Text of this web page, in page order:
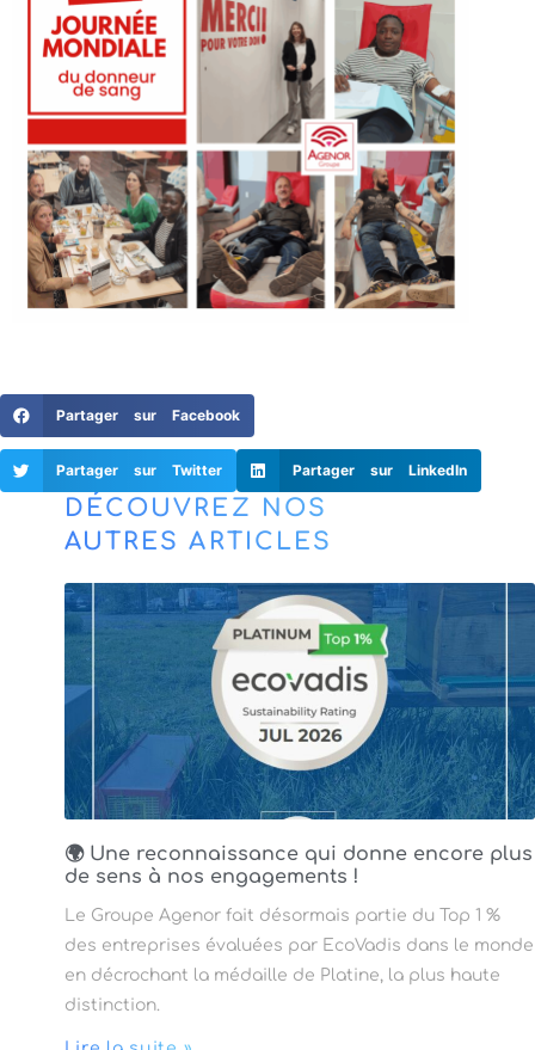
Partager sur Facebook
Partager sur Twitter Partager sur LinkedIn
DÉCOUVREZ NOS
AUTRES ARTICLES
🌍 Une reconnaissance qui donne encore plus
de sens à nos engagements !
Le Groupe Agenor fait désormais partie du Top 1 %
des entreprises évaluées par EcoVadis dans le monde
en décrochant la médaille de Platine, la plus haute
distinction.